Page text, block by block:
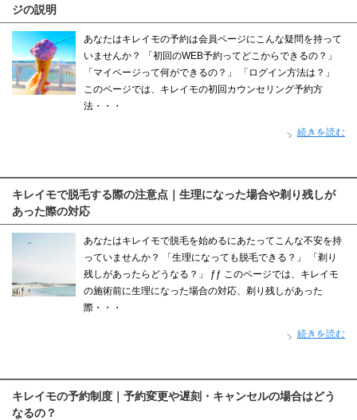
ジの説明
あなたはキレイモの予約は会員ページにこんな疑問を持って
いませんか？ 「初回のWEB予約ってどこからできるの？」
「マイページって何ができるの？」 「ログイン方法は？」
このページでは、キレイモの初回カウンセリング予約方
法・・・
続きを読む
キレイモで脱毛する際の注意点｜生理になった場合や剃り残しが
あった際の対応
あなたはキレイモで脱毛を始めるにあたってこんな不安を持
っていませんか？ 「生理になっても脱毛できる？」 「剃り
残しがあったらどうなる？」 ƒƒ このページでは、キレイモ
の施術前に生理になった場合の対応、剃り残しがあった
際・・・
続きを読む
キレイモの予約制度｜予約変更や遅刻・キャンセルの場合はどう
なるの？